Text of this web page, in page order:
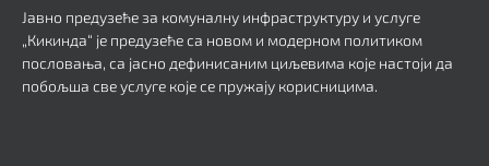
Јавно предузеће за комуналну инфраструктуру и услуге
„Кикинда“ је предузеће са новом и модерном политиком
пословања, са јасно дефинисаним циљевима које настоји да
побољша све услуге које се пружају корисницима.